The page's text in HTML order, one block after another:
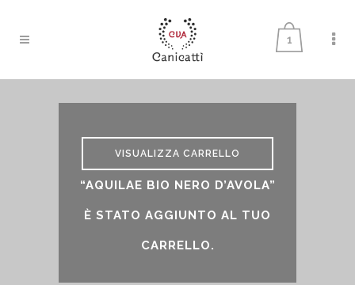
1
VISUALIZZA CARRELLO
“AQUILAE BIO NERO D’AVOLA”
È STATO AGGIUNTO AL TUO
CARRELLO.